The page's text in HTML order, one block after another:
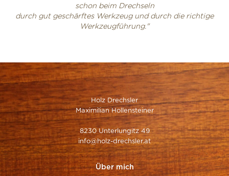
schon beim Drechseln
durch gut geschärftes Werkzeug und durch die richtige
Werkzeugführung."
Holz Drechsler
Maximilian Hollensteiner
8230 Unterlungitz 49
info@holz-drechsler.at
Über mich